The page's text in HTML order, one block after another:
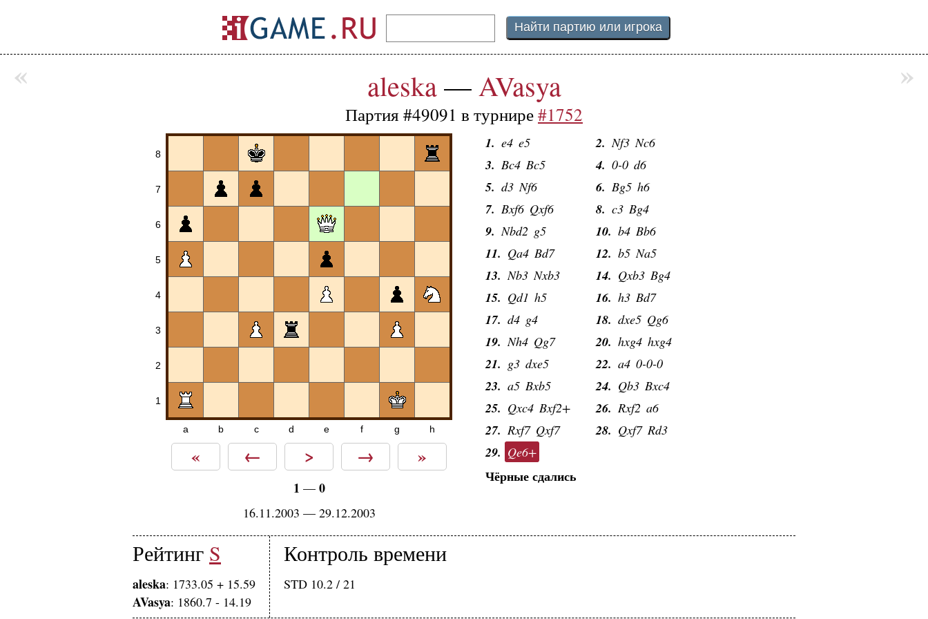
aleska—AVasya
Партия #49091 в турнире#1752
8
7
6
5
4
3
2
1
a b c d e f g h
« ← > → »
1 — 0
16.11.2003 — 29.12.2003
1. e4 e5 2. Nf3 Nc6
3. Bc4 Bc5 4. 0-0 d6
5. d3 Nf6 6. Bg5 h6
7. Bxf6 Qxf6 8. c3 Bg4
9. Nbd2 g5 10. b4 Bb6
11. Qa4 Bd7 12. b5 Na5
13. Nb3 Nxb3 14. Qxb3 Bg4
15. Qd1 h5 16. h3 Bd7
17. d4 g4 18. dxe5 Qg6
19. Nh4 Qg7 20. hxg4 hxg4
21. g3 dxe5 22. a4 0-0-0
23. a5 Bxb5 24. Qb3 Bxc4
25. Qxc4 Bxf2+ 26. Rxf2 a6
27. Rxf7 Qxf7 28. Qxf7 Rd3
29. Qe6+
Чёрные сдались
Рейтинг S
aleska: 1733.05 + 15.59
AVasya: 1860.7 - 14.19
Контроль времени
STD 10.2 / 21
« »